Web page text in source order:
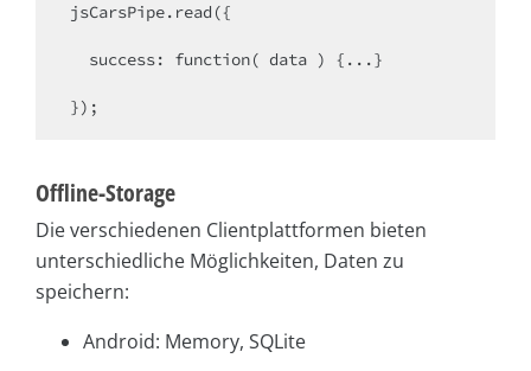
jsCarsPipe.read({
});
Offline-Storage
Die verschiedenen Clientplattformen bieten
unterschiedliche Möglichkeiten, Daten zu
speichern:
Android: Memory, SQLite